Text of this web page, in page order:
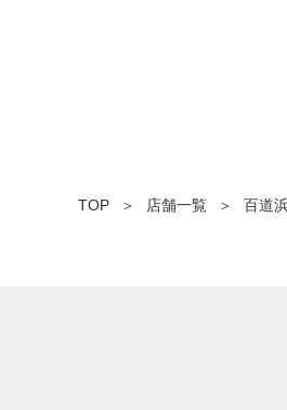
TOP 店舗一覧 百道